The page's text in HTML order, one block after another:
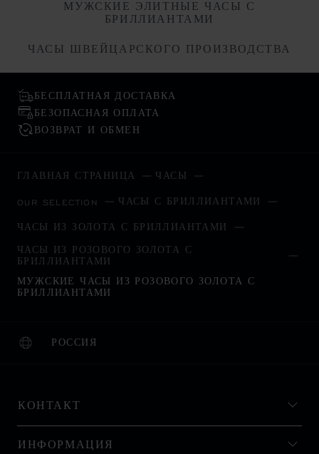
МУЖСКИЕ ЭЛИТНЫЕ ЧАСЫ С
БРИЛЛИАНТАМИ
ЧАСЫ ШВЕЙЦАРСКОГО ПРОИЗВОДСТВА
БЕСПЛАТНАЯ ДОСТАВКА
БЕЗОПАСНАЯ ОПЛАТА
ВОЗВРАТ И ОБМЕН
ГЛАВНАЯ СТРАНИЦА ЧАСЫ
OUR SELECTION ЧАСЫ С БРИЛЛИАНТАМИ
ЧАСЫ ИЗ ЗОЛОТА С БРИЛЛИАНТАМИ
ЧАСЫ ИЗ РОЗОВОГО ЗОЛОТА С
БРИЛЛИАНТАМИ
МУЖСКИЕ ЧАСЫ ИЗ РОЗОВОГО ЗОЛОТА С
БРИЛЛИАНТАМИ
РОССИЯ
ЛОКАЛИЗАЦИЯ (ИЗМЕНИТЬ СТРАНУ)
ИЗМЕНИТЬ СТРАНУ
КОНТАКТ
ИНФОРМАЦИЯ